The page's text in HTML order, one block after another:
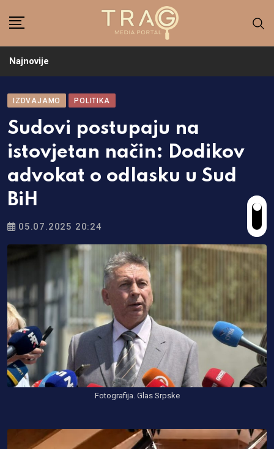
Najnovije
IZDVAJAMO POLITIKA
Sudovi postupaju na
istovjetan način: Dodikov
advokat o odlasku u Sud
BiH
05.07.2025 20:24
Fotografija. Glas Srpske